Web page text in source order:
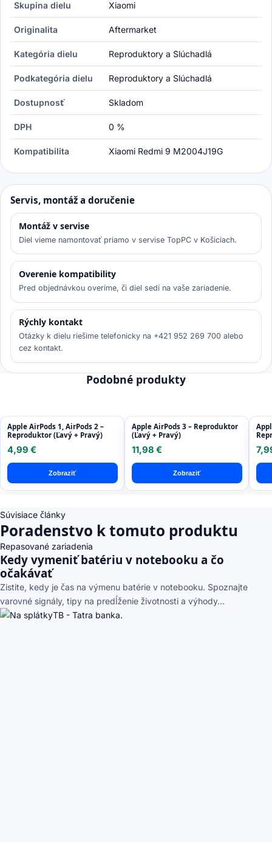
Skupina dielu Xiaomi
Originalita Aftermarket
Kategória dielu Reproduktory a Slúchadlá
Podkategória dielu Reproduktory a Slúchadlá
Dostupnosť Skladom
DPH 0 %
Kompatibilita Xiaomi Redmi 9 M2004J19G
Servis, montáž a doručenie
Montáž v servise
Diel vieme namontovať priamo v servise TopPC v Košiciach.
Overenie kompatibility
Pred objednávkou overíme, či diel sedí na vaše zariadenie.
Rýchly kontakt
Otázky k dielu riešime telefonicky na +421 952 269 700 alebo
cez kontakt.
Podobné produkty
Apple AirPods 1, AirPods 2 –
Reproduktor (Ľavý + Pravý)
4,99 €
Zobraziť
Apple AirPods 3 – Reproduktor
(Ľavý + Pravý)
11,98 €
Zobraziť
Súvisiace články
Poradenstvo k tomuto produktu
Repasované zariadenia
Kedy vymeniť batériu v notebooku a čo
očakávať
Zistite, kedy je čas na výmenu batérie v notebooku. Spoznajte
varovné signály, tipy na predĺženie životnosti a výhody...